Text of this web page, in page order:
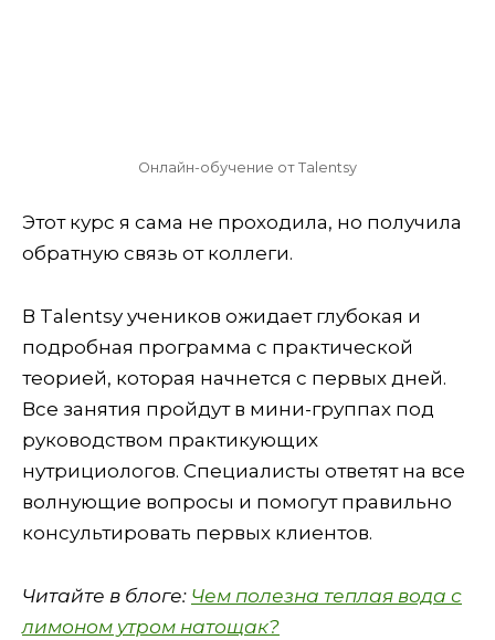
Онлайн-обучение от Talentsy
Этот курс я сама не проходила, но получила
обратную связь от коллеги.
В Talentsy учеников ожидает глубокая и
подробная программа с практической
теорией, которая начнется с первых дней.
Все занятия пройдут в мини-группах под
руководством практикующих
нутрициологов. Специалисты ответят на все
волнующие вопросы и помогут правильно
консультировать первых клиентов.
Читайте в блоге: Чем полезна теплая вода с
лимоном утром натощак?